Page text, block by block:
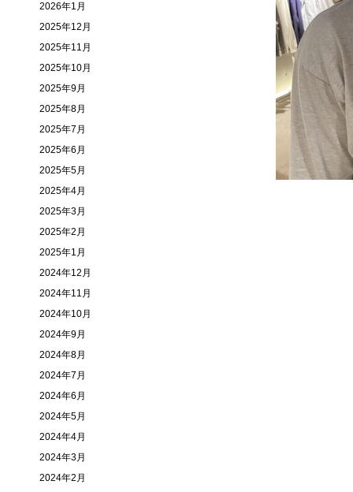
2026年1月
2025年12月
2025年11月
2025年10月
2025年9月
2025年8月
2025年7月
2025年6月
2025年5月
2025年4月
2025年3月
2025年2月
2025年1月
2024年12月
2024年11月
2024年10月
2024年9月
2024年8月
2024年7月
2024年6月
2024年5月
2024年4月
2024年3月
2024年2月